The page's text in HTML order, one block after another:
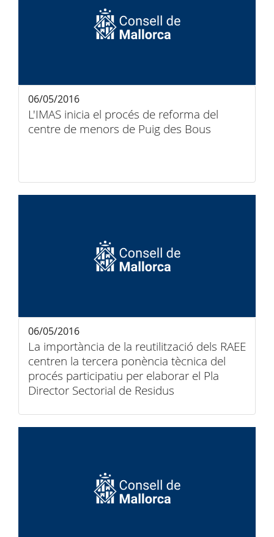
L'IMAS inicia el procés de reforma del
centre de menors de Puig des Bous
06/05/2016
La importància de la reutilització dels RAEE
centren la tercera ponència tècnica del
procés participatiu per elaborar el Pla
Director Sectorial de Residus
06/05/2016